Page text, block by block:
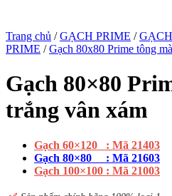
Trang chủ / GẠCH PRIME /
PRIME / Gạch 80x80 Prime tông
Gạch 80×80
trắng vân xám
Gạch 60×120 : Mã 21403
Gạch 80×80 : Mã 21603
Gạch 100×100 : Mã 21003